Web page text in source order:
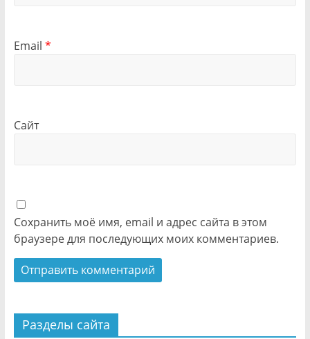
Email *
Сайт
Сохранить моё имя, email и адрес сайта в этом
браузере для последующих моих комментариев.
Разделы сайта